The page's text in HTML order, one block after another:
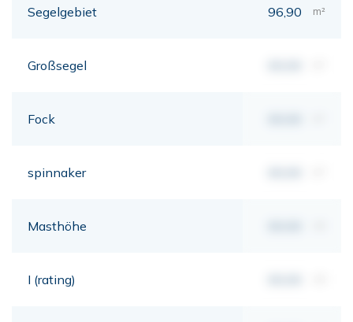
Segelgebiet 96,90 m²
Großsegel
Fock
spinnaker
Masthöhe
I (rating)